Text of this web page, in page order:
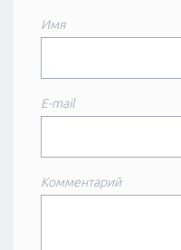
Комментарий
Имя
E-mail